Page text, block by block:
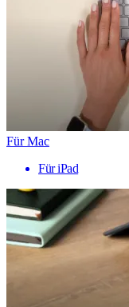
Für Mac
Für iPad